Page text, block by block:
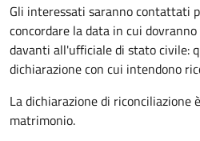
Gli interessati saranno contattati
concordare la data in cui
davanti all'ufficiale di stato civile:
dichiarazione con cui intendono
La dichiarazione di riconciliazione
matrimonio.